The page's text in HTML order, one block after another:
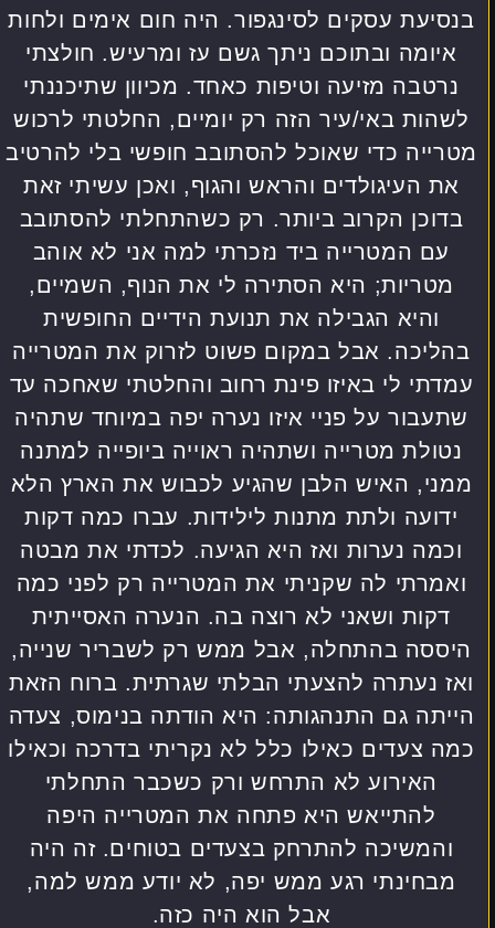
בנסיעת עסקים לסינגפור. היה חום אימים ולחות
איומה ובתוכם ניתך גשם עז ומרעיש. חולצתי
נרטבה מזיעה וטיפות כאחד. מכיוון שתיכננתי
לשהות באי/עיר הזה רק יומיים, החלטתי לרכוש
מטרייה כדי שאוכל להסתובב חופשי בלי להרטיב
את העיגולדים והראש והגוף, ואכן עשיתי זאת
בדוכן הקרוב ביותר. רק כשהתחלתי להסתובב
עם המטרייה ביד נזכרתי למה אני לא אוהב
מטריות; היא הסתירה לי את הנוף, השמיים,
והיא הגבילה את תנועת הידיים החופשית
בהליכה. אבל במקום פשוט לזרוק את המטרייה
עמדתי לי באיזו פינת רחוב והחלטתי שאחכה עד
שתעבור על פניי איזו נערה יפה במיוחד שתהיה
נטולת מטרייה ושתהיה ראוייה ביופייה למתנה
ממני, האיש הלבן שהגיע לכבוש את הארץ הלא
ידועה ולתת מתנות לילידות. עברו כמה דקות
וכמה נערות ואז היא הגיעה. לכדתי את מבטה
ואמרתי לה שקניתי את המטרייה רק לפני כמה
דקות ושאני לא רוצה בה. הנערה האסייתית
היססה בהתחלה, אבל ממש רק לשבריר שנייה,
ואז נעתרה להצעתי הבלתי שגרתית. ברוח הזאת
הייתה גם התנהגותה: היא הודתה בנימוס, צעדה
כמה צעדים כאילו כלל לא נקריתי בדרכה וכאילו
האירוע לא התרחש ורק כשכבר התחלתי
להתייאש היא פתחה את המטרייה היפה
והמשיכה להתרחק בצעדים בטוחים. זה היה
מבחינתי רגע ממש יפה, לא יודע ממש למה,
אבל הוא היה כזה.